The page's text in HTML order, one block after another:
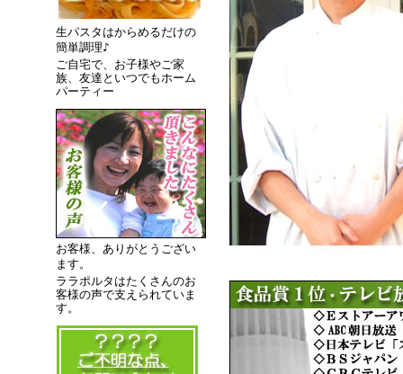
生パスタはからめるだけの
簡単調理♪
ご自宅で、お子様やご家
族、友達といつでもホーム
パーティー
お客様、ありがとうござい
ます。
ララポルタはたくさんのお
客様の声で支えられていま
す。